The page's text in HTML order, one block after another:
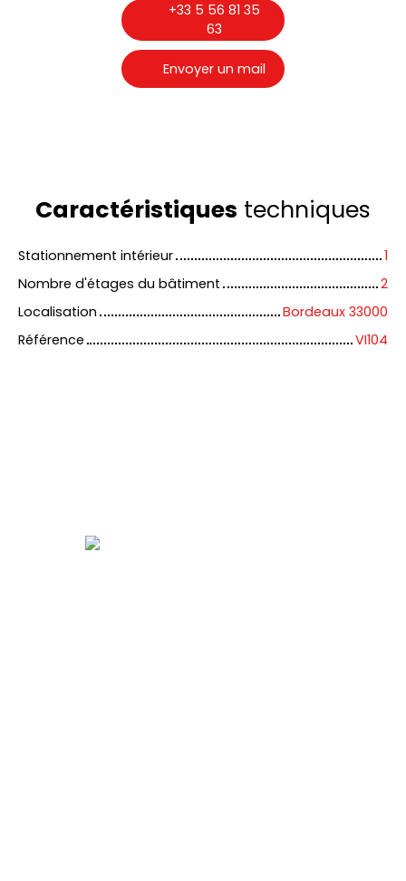
+33 5 56 81 35
63
Envoyer un mail
Caractéristiques techniques
Stationnement intérieur
1
Nombre d'étages du bâtiment
2
Localisation
Bordeaux 33000
Référence
VI104